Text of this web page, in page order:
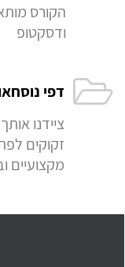
הקורס
ודסקטופ
דפי
ציידנו
זקוקים
מקצועיים